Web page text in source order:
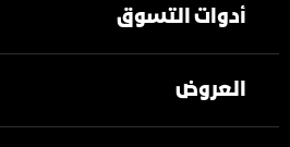
أدوات التسوق
العروض